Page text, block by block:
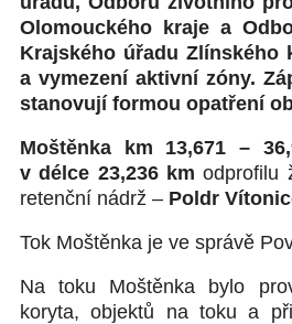
Olomouckého kraje a
Krajského úřadu Zlínského
a vymezení aktivní zóny.
stanovují formou opatření
Moštěnka km 13,671 –
v délce 23,236 kmodprofilu
retenční nádrž – Poldr
Tok Moštěnka je ve správě
Na toku Moštěnka bylo
koryta, objektů na toku a